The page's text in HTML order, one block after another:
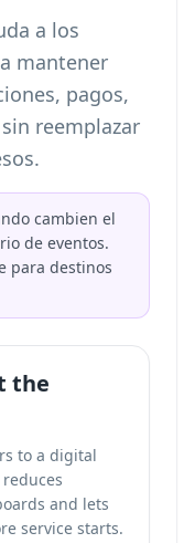
a los
mantener
pagos,
reemplazar
cambien el
de eventos.
para destinos
the
to a digital
and lets
service starts.